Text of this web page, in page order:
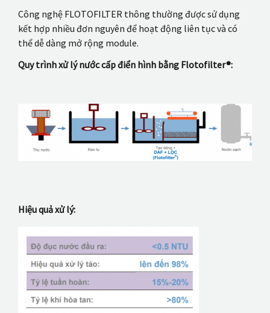
Công nghệ FLOTOFILTER thông thường được sử dụng
kết hợp nhiều đơn nguyên để hoạt động liên tục và có
thể dễ dàng mở rộng module.
Quy trình xử lý nước cấp điển hình bằng Flotofilter®:
Hiệu quả xử lý: